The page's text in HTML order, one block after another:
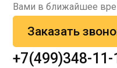
Вами в ближайшее
Заказать
+7(499)348-11-